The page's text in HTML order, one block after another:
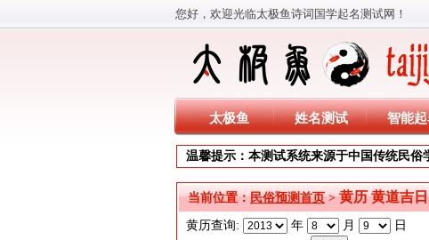
您好，欢迎光临太极鱼诗词国学起名测试网！
太极鱼 姓名测试 智能
温馨提示：本测试系统来源于中国传统民
当前位置：民俗预测首页>黄历 黄道吉日
黄历查询: 年 月 日